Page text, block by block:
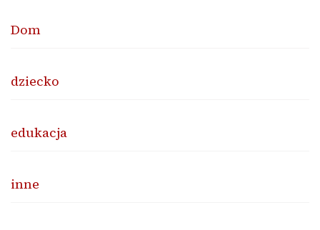
Dom
dziecko
edukacja
inne